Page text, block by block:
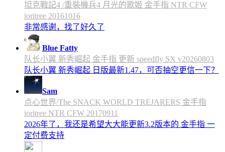
坦克戰記4 /重裝機兵4 月光的歌姬 金手指 NTR CFW
ioritree 20161016
非常感谢，找了好久了
Blue Fatty
队长小翼 新秀崛起 金手指 更新 speedfly SX v20260803
队长小翼 新秀崛起 日版最新1.47，可否抽空更信一下？
Sam
点心世界/The SNACK WORLD TREJARERS 金手指
ioritree NTR CFW 20170911
2026年了，我还是希望大大能更新3.2版本的 金手指 一
定付费支持